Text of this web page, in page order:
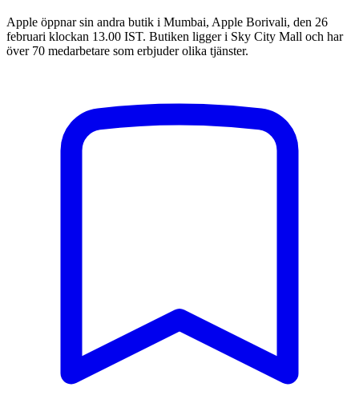
Apple öppnar sin andra butik i Mumbai, Apple Borivali, den 26
februari klockan 13.00 IST. Butiken ligger i Sky City Mall och har
över 70 medarbetare som erbjuder olika tjänster.